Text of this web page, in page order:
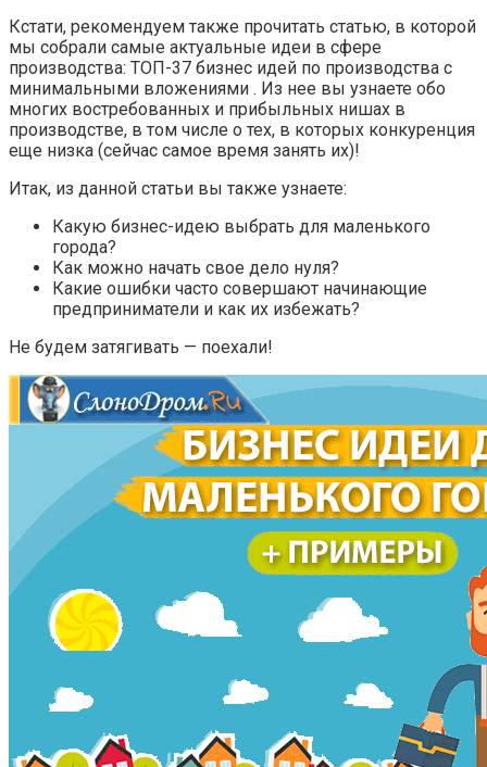
Кстати, рекомендуем также прочитать статью, в которой
мы собрали самые актуальные идеи в сфере
производства: ТОП-37 бизнес идей по производства с
минимальными вложениями . Из нее вы узнаете обо
многих востребованных и прибыльных нишах в
производстве, в том числе о тех, в которых конкуренция
еще низка (сейчас самое время занять их)!
Итак, из данной статьи вы также узнаете:
Какую бизнес-идею выбрать для маленького
города?
Как можно начать свое дело нуля?
Какие ошибки часто совершают начинающие
предприниматели и как их избежать?
Не будем затягивать — поехали!